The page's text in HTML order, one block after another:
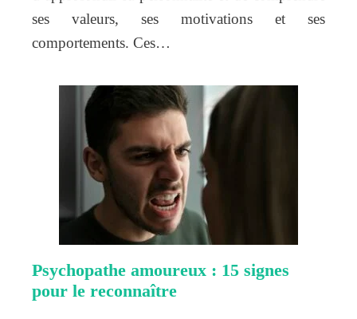
ses valeurs, ses motivations et ses
comportements. Ces…
Psychopathe amoureux : 15 signes
pour le reconnaître